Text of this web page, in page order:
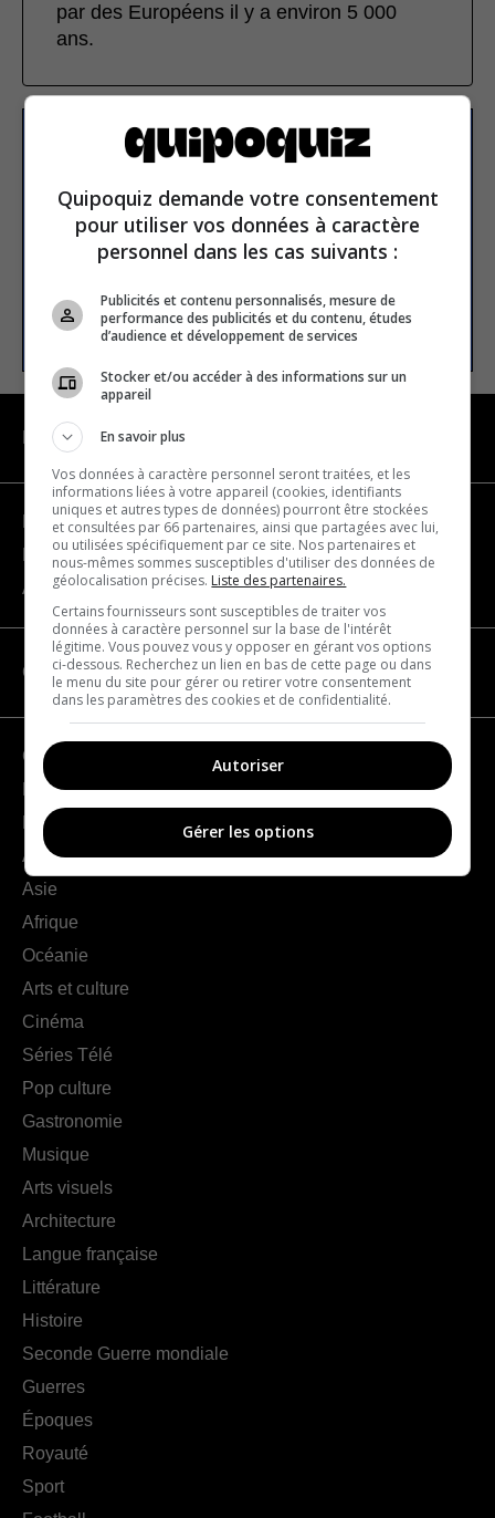
par des Européens il y a environ 5 000
ans.
S’inscrire à la newsletter
E-mail
S’INSCRIRE
NAVIGATION
Devenir partenaire
Nous joindre
À propos
CATÉGORIES
Géographie
France
Europe
Amériques
Asie
Afrique
Océanie
Arts et culture
Cinéma
Séries Télé
Pop culture
Gastronomie
Musique
Arts visuels
Architecture
Langue française
Littérature
Histoire
Seconde Guerre mondiale
Guerres
Époques
Royauté
Sport
Quipoquiz demande votre consentement
pour utiliser vos données à caractère
personnel dans les cas suivants :
Publicités et contenu personnalisés, mesure de
performance des publicités et du contenu, études
d’audience et développement de services
Stocker et/ou accéder à des informations sur un
appareil
En savoir plus
Vos données à caractère personnel seront traitées, et les
informations liées à votre appareil (cookies, identifiants
uniques et autres types de données) pourront être stockées
et consultées par 66 partenaires, ainsi que partagées avec lui,
ou utilisées spécifiquement par ce site. Nos partenaires et
nous-mêmes sommes susceptibles d'utiliser des données de
géolocalisation précises. Liste des partenaires.
Certains fournisseurs sont susceptibles de traiter vos
données à caractère personnel sur la base de l'intérêt
légitime. Vous pouvez vous y opposer en gérant vos options
ci-dessous. Recherchez un lien en bas de cette page ou dans
le menu du site pour gérer ou retirer votre consentement
dans les paramètres des cookies et de confidentialité.
Autoriser
Gérer les options